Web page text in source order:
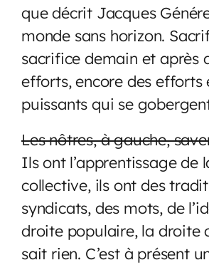
que décrit Jacques
monde sans horizon.
sacrifice demain et après
efforts, encore des efforts
puissants qui se
Les nôtres, à gauche,
Ils ont l’apprentissage de
collective, ils ont des
syndicats, des mots, de
droite populaire, la droite
sait rien. C’est à présent